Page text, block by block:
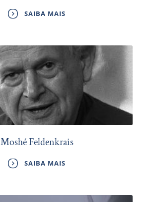
SAIBA MAIS
Moshé Feldenkrais
SAIBA MAIS